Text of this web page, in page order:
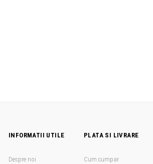
INFORMATII UTILE
Despre noi
PLATA SI LIVRARE
Cum cumpar